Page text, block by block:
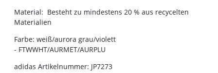
Material: Besteht zu mindestens 20 % aus recycelten
Materialien
Farbe: weiß/aurora grau/violett
- FTWWHT/AURMET/AURPLU
adidas Artikelnummer: JP7273